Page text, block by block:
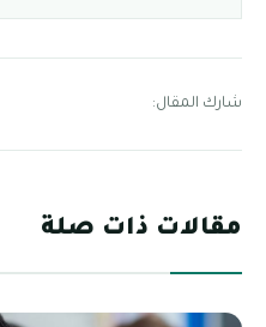
شارك المقال:
مقالات ذات صلة